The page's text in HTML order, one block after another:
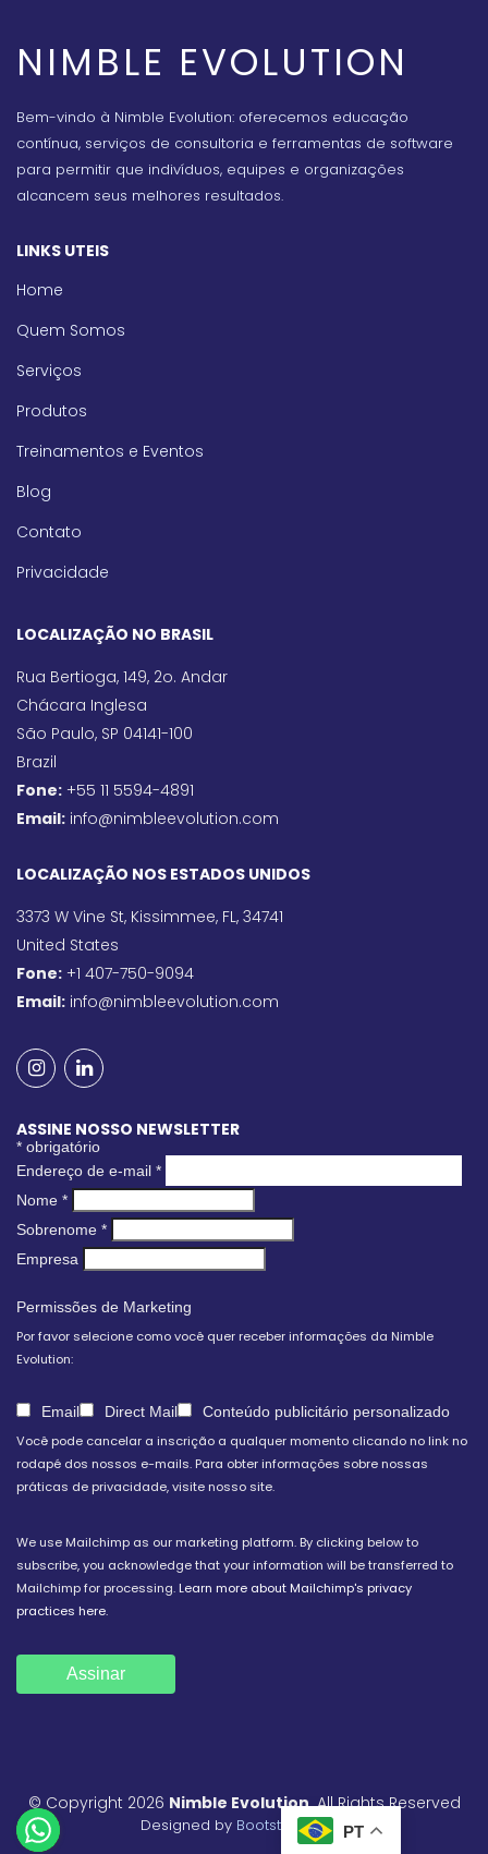
NIMBLE EVOLUTION
Bem-vindo à Nimble Evolution: oferecemos educação
contínua, serviços de consultoria e ferramentas de software
para permitir que indivíduos, equipes e organizações
alcancem seus melhores resultados.
LINKS UTEIS
Home
Quem Somos
Serviços
Produtos
Treinamentos e Eventos
Blog
Contato
Privacidade
LOCALIZAÇÃO NO BRASIL
Rua Bertioga, 149, 2o. Andar
Chácara Inglesa
São Paulo, SP 04141-100
Brazil
Fone: +55 11 5594-4891
Email: info@nimbleevolution.com
LOCALIZAÇÃO NOS ESTADOS UNIDOS
3373 W Vine St, Kissimmee, FL, 34741
United States
Fone: +1 407-750-9094
Email: info@nimbleevolution.com
ASSINE NOSSO NEWSLETTER
* obrigatório
Endereço de e-mail *
Nome *
Sobrenome *
Empresa
Permissões de Marketing
Por favor selecione como você quer receber informações da Nimble
Evolution:
Email Direct Mail
Conteúdo publicitário personalizado
Você pode cancelar a inscrição a qualquer momento clicando no link no
rodapé dos nossos e-mails. Para obter informações sobre nossas
práticas de privacidade, visite nosso site.
We use Mailchimp as our marketing platform. By clicking below to
subscribe, you acknowledge that your information will be transferred to
Mailchimp for processing.Learn more about Mailchimp's privacy
practices here.
© Copyright 2026 Nimble Evolution. All Rights Reserved
Designed by BootstrapMadePT